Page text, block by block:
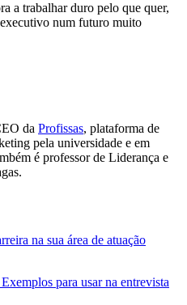
a trabalhar duro pelo que quer,
num futuro muito
da Profissas, plataforma de
pela universidade e em
é professor de Liderança e
na sua área de atuação
para usar na entrevista